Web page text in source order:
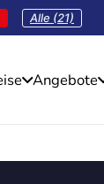
Alle (21)
Angebote